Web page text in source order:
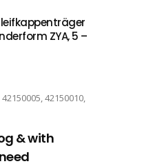
ZYA, 5 –
42150010,
& with